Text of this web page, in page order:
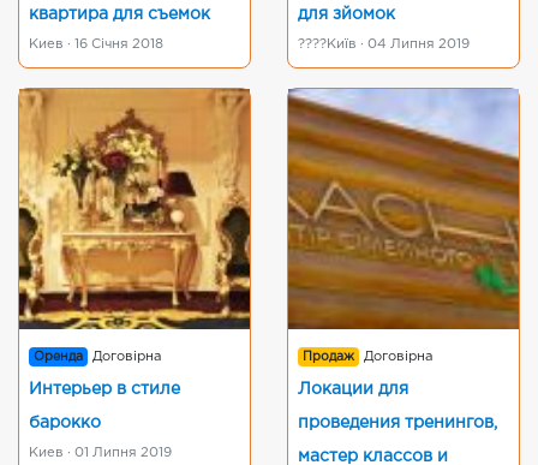
квартира для съемок
Киев · 16 Січня 2018
для зйомок
????Київ · 04 Липня 2019
Оренда Договірна
Интерьер в стиле
барокко
Киев · 01 Липня 2019
Продаж Договірна
Локации для
проведения тренингов,
мастер классов и